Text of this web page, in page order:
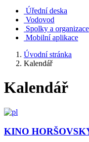
Úřední deska
Vodovod
Spolky a organizace
Mobilní aplikace
Úvodní stránka
Kalendář
Kalendář
KINO